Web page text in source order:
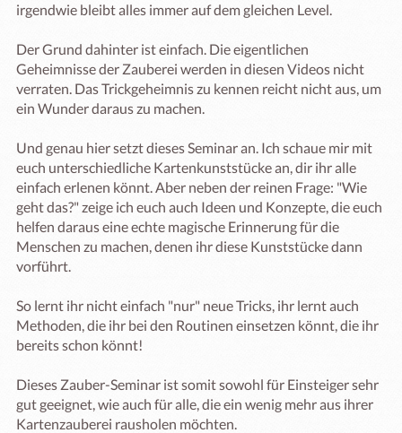
irgendwie bleibt alles immer auf dem gleichen Level.
Der Grund dahinter ist einfach. Die eigentlichen
Geheimnisse der Zauberei werden in diesen Videos nicht
verraten. Das Trickgeheimnis zu kennen reicht nicht aus, um
ein Wunder daraus zu machen.
Und genau hier setzt dieses Seminar an. Ich schaue mir mit
euch unterschiedliche Kartenkunststücke an, dir ihr alle
einfach erlenen könnt. Aber neben der reinen Frage: "Wie
geht das?" zeige ich euch auch Ideen und Konzepte, die euch
helfen daraus eine echte magische Erinnerung für die
Menschen zu machen, denen ihr diese Kunststücke dann
vorführt.
So lernt ihr nicht einfach "nur" neue Tricks, ihr lernt auch
Methoden, die ihr bei den Routinen einsetzen könnt, die ihr
bereits schon könnt!
Dieses Zauber-Seminar ist somit sowohl für Einsteiger sehr
gut geeignet, wie auch für alle, die ein wenig mehr aus ihrer
Kartenzauberei rausholen möchten.